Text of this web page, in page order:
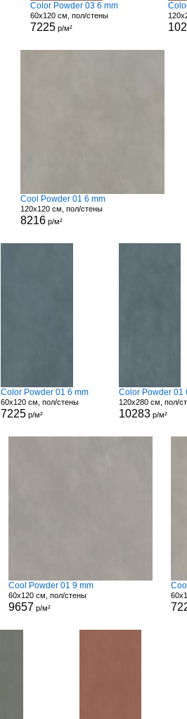
Color Powder 03 6 mm
60x120 см, пол/стены
7225р/м²
Cool Powder 01 6 mm
120x120 см, пол/стены
8216р/м²
Color Powder 01 6 mm
60x120 см, пол/стены
7225р/м²
Color Powder 01
120x280 см, пол/
10283р/м²
Cool Powder 01 9 mm
60x120 см, пол/стены
9657 р/м²